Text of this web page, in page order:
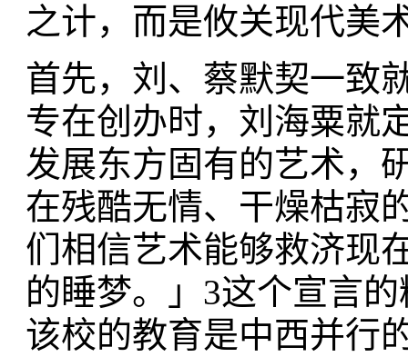
之计，而是攸关现代美
首先，刘、蔡默契一致
专在创办时，刘海粟就
发展东方固有的艺术，
在残酷无情、干燥枯寂
们相信艺术能够救济现
的睡梦。」3这个宣言
该校的教育是中西并行